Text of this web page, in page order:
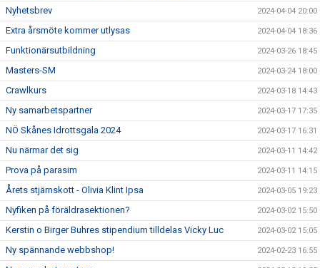
Nyhetsbrev 2024-04-04 20:00
Extra årsmöte kommer utlysas 2024-04-04 18:36
Funktionärsutbildning 2024-03-26 18:45
Masters-SM 2024-03-24 18:00
Crawlkurs 2024-03-18 14:43
Ny samarbetspartner 2024-03-17 17:35
NÖ Skånes Idrottsgala 2024 2024-03-17 16:31
Nu närmar det sig 2024-03-11 14:42
Prova på parasim 2024-03-11 14:15
Årets stjärnskott - Olivia Klint Ipsa 2024-03-05 19:23
Nyfiken på föräldrasektionen? 2024-03-02 15:50
Kerstin o Birger Buhres stipendium tilldelas Vicky Luc 2024-03-02 15:05
Ny spännande webbshop! 2024-02-23 16:55